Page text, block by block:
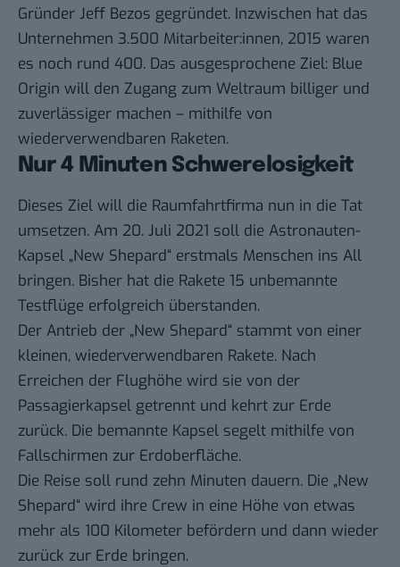
Gründer Jeff Bezos gegründet. Inzwischen hat das
Unternehmen 3.500 Mitarbeiter:innen, 2015 waren
es noch rund 400. Das ausgesprochene Ziel: Blue
Origin will den Zugang zum Weltraum billiger und
zuverlässiger machen – mithilfe von
wiederverwendbaren Raketen.
Nur 4 Minuten Schwerelosigkeit
Dieses Ziel will die Raumfahrtfirma nun in die Tat
umsetzen. Am 20. Juli 2021 soll die Astronauten-
Kapsel „New Shepard“ erstmals Menschen ins All
bringen. Bisher hat die Rakete 15 unbemannte
Testflüge erfolgreich überstanden.
Der Antrieb der „New Shepard“ stammt von einer
kleinen, wiederverwendbaren Rakete. Nach
Erreichen der Flughöhe wird sie von der
Passagierkapsel getrennt und kehrt zur Erde
zurück. Die bemannte Kapsel segelt mithilfe von
Fallschirmen zur Erdoberfläche.
Die Reise soll rund zehn Minuten dauern. Die „New
Shepard“ wird ihre Crew in eine Höhe von etwas
mehr als 100 Kilometer befördern und dann wieder
zurück zur Erde bringen.